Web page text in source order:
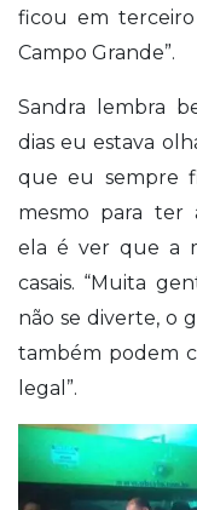
ficou em
Campo Grande”.
Sandra lembra
dias eu estava
que eu sempre
mesmo para ter
ela é ver que a
casais. “Muita
não se diverte, o
também podem
legal”.